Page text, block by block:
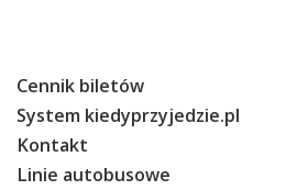
Cennik biletów
System kiedyprzyjedzie.pl
Kontakt
Linie autobusowe